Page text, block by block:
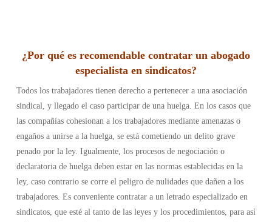
¿Por qué es recomendable contratar un abogado
especialista en sindicatos?
Todos los trabajadores tienen derecho a pertenecer a una asociación
sindical, y llegado el caso participar de una huelga. En los casos que
las compañías cohesionan a los trabajadores mediante amenazas o
engaños a unirse a la huelga, se está cometiendo un delito grave
penado por la ley. Igualmente, los procesos de negociación o
declaratoria de huelga deben estar en las normas establecidas en la
ley, caso contrario se corre el peligro de nulidades que dañen a los
trabajadores. Es conveniente contratar a un letrado especializado en
sindicatos, que esté al tanto de las leyes y los procedimientos, para así